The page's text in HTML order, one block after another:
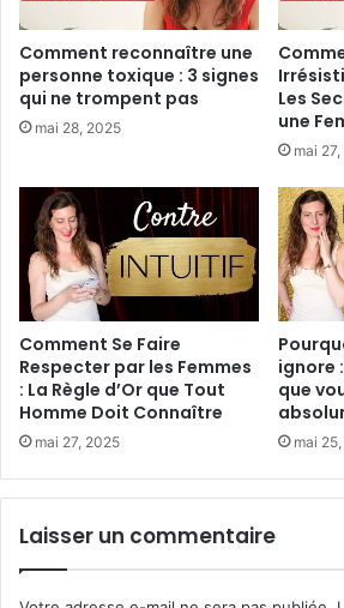
Comment reconnaître une
personne toxique : 3 signes
qui ne trompent pas
mai 28, 2025
Les
une
mai
Comment Se Faire
Respecter par les Femmes
: La Règle d’Or que Tout
Homme Doit Connaître
mai 27, 2025
ignore
que
mai
Laisser un commentaire